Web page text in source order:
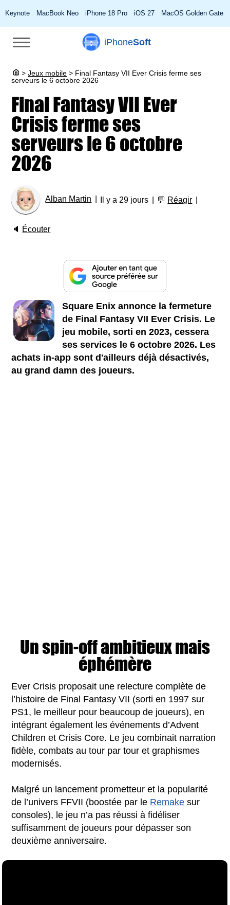
Keynote MacBook Neo iPhone 18 Pro iOS 27 MacOS Golden Gate
iPhoneSoft
> Jeux mobile > Final Fantasy VII Ever Crisis ferme ses
serveurs le 6 octobre 2026
Final Fantasy VII Ever
Crisis ferme ses
serveurs le 6 octobre
2026
Alban Martin Il y a 29 jours 💬 Réagir
🔈 Écouter
Square Enix annonce la fermeture
de Final Fantasy VII Ever Crisis. Le
jeu mobile, sorti en 2023, cessera
ses services le 6 octobre 2026. Les
achats in-app sont d'ailleurs déjà désactivés,
au grand damn des joueurs.
Un spin-off ambitieux mais
éphémère
Ever Crisis proposait une relecture complète de
l’histoire de Final Fantasy VII (sorti en 1997 sur
PS1, le meilleur pour beaucoup de joueurs), en
intégrant également les événements d’Advent
Children et Crisis Core. Le jeu combinait narration
fidèle, combats au tour par tour et graphismes
modernisés.
Malgré un lancement prometteur et la popularité
de l’univers FFVII (boostée par le Remake sur
consoles), le jeu n’a pas réussi à fidéliser
suffisamment de joueurs pour dépasser son
deuxième anniversaire.